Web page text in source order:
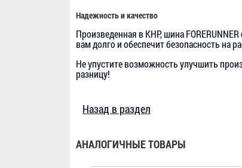
Надежность и качество
Произведенная в КНР, шина
вам долго и обеспечит безопасность на
Не упустите возможность улучшить
разницу!
Назад в раздел
АНАЛОГИЧНЫЕ ТОВАРЫ